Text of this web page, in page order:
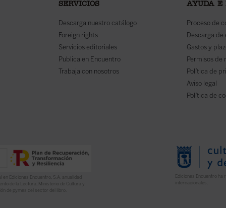
SERVICIOS
Descarga nuestro catálogo
Foreign rights
Servicios editoriales
Publica en Encuentro
Trabaja con nosotros
AYUDA E
Proceso de
Descarga de
Gastos y
Permisos de
Política de
Aviso legal
Política de
Ediciones Encuentro, S.A. anualidad
de la Lectura, Ministerio de Cultura y
de pymes del sector del libro.
Ediciones Encuentro